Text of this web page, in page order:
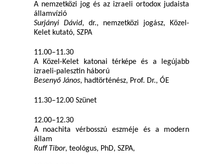
A nemzetközi jog és az izraeli ortodox judaista
államvízió
Surjányi Dávid, dr., nemzetközi jogász, Közel-
Kelet kutató, SZPA
11.00–11.30
A Közel-Kelet katonai térképe és a legújabb
izraeli-palesztin háború
Besenyő János, hadtörténész, Prof. Dr., ÓE
11.30–12.00 Szünet
12.00–12.30
A noachita vérbosszú eszméje és a modern
állam
Ruff Tibor, teológus, PhD, SZPA,